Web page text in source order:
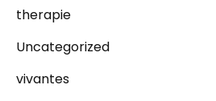
therapie
Uncategorized
vivantes